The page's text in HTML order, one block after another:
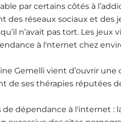
par certains côtés à
des réseaux sociaux et des
n’avait pas tort. Les jeux
à l'nternet chez
Gemelli vient d’ouvrir
de ses thérapies réputées
dépendance à l'internet :